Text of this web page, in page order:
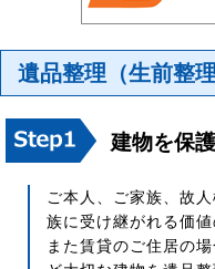
遺品整理（生前整
建物を保護
ご本人、ご家族、故
族に受け継がれる価
また賃貸のご住居の